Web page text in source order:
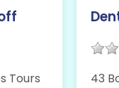
Tours 43